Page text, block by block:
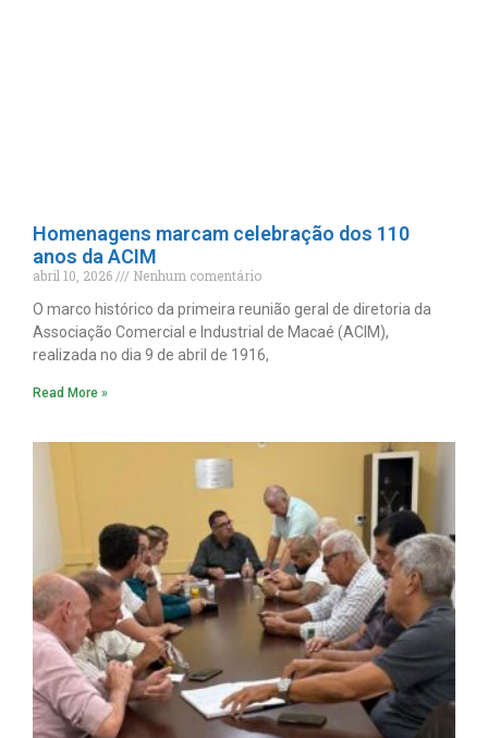
Homenagens marcam celebração dos 110
anos da ACIM
abril 10, 2026
Nenhum comentário
O marco histórico da primeira reunião geral de diretoria da
Associação Comercial e Industrial de Macaé (ACIM),
realizada no dia 9 de abril de 1916,
Read More »